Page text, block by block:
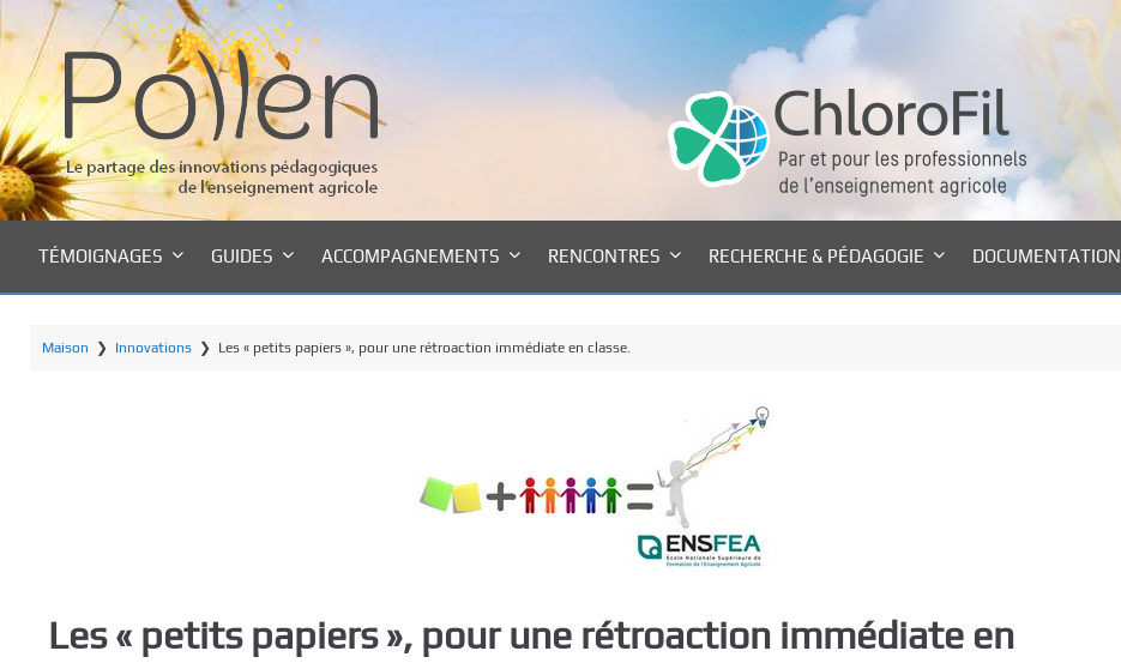
a
e
r
a
u
n
TÉMOIGNAGES GUIDES ACCOMPAGNEMENTS RENCONTRES RECHERCHE & PÉDAGOGIE DOCUMENTATION
Maison ❯ Innovations ❯ Les « petits papiers », pour une rétroaction immédiate en classe.
Les « petits papiers », pour une rétroaction immédiate en